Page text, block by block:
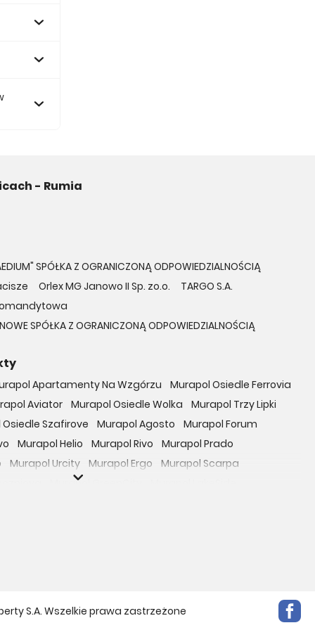
- Rumia
SPÓŁKA Z OGRANICZONĄ ODPOWIEDZIALNOŚCIĄ
Orlex MG Janowo II Sp. zo.o.
TARGO S.A.
SPÓŁKA Z OGRANICZONĄ ODPOWIEDZIALNOŚCIĄ
Apartamenty Na Wzgórzu
Murapol Osiedle Ferrovia
Aviator Murapol Osiedle Wolka
Murapol Trzy Lipki
Szafirove Murapol Agosto
Murapol Forum
Murapol Helio Murapol Rivo
Murapol Prado
Murapol Urcity Murapol Ergo
Murapol Scarpa
Murapol GreenCity
Sportowy
S.A. Wszelkie prawa zastrzeżone